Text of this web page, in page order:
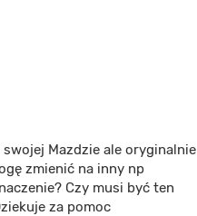
Mazdzie ale oryginalnie
zmienić na inny np
Czy musi być ten
za pomoc